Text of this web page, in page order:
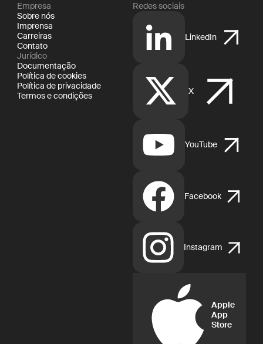
Empresa
Sobre nós
Imprensa
Carreiras
Contato
Jurídico
Documentação
Política de cookies
Política de privacidade
Termos e condições
Redes sociais
LinkedIn
X
YouTube
Facebook
Instagram
Apple
App
Store